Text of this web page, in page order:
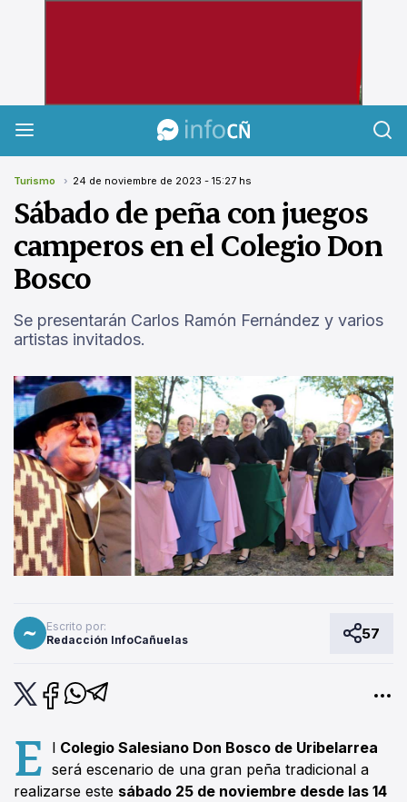
Turismo 24 de noviembre de 2023 - 15:27 hs
Sábado de peña con juegos
camperos en el Colegio Don
Bosco
Se presentarán Carlos Ramón Fernández y varios
artistas invitados.
Escrito por:
Redacción InfoCañuelas
57
E l Colegio Salesiano Don Bosco de Uribelarrea
será escenario de una gran peña tradicional a
realizarse este sábado 25 de noviembre desde las 14